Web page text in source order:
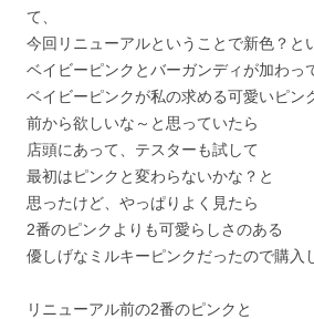
て、
今回リニューアルということで新色？と
ベイビーピンクとバーガンディが加わっ
ベイビーピンクが私の求める可愛いピン
前から欲しいな～と思っていたら
店頭にあって、テスターも試して
最初はピンクと変わらないかな？と
思ったけど、やっぱりよく見たら
2番のピンクよりも可愛らしさのある
優しげなミルキーピンクだったので購入
リニューアル前の2番のピンクと